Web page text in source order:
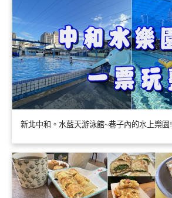
新北中和。水藍天游泳館~巷子內的水上樂園!